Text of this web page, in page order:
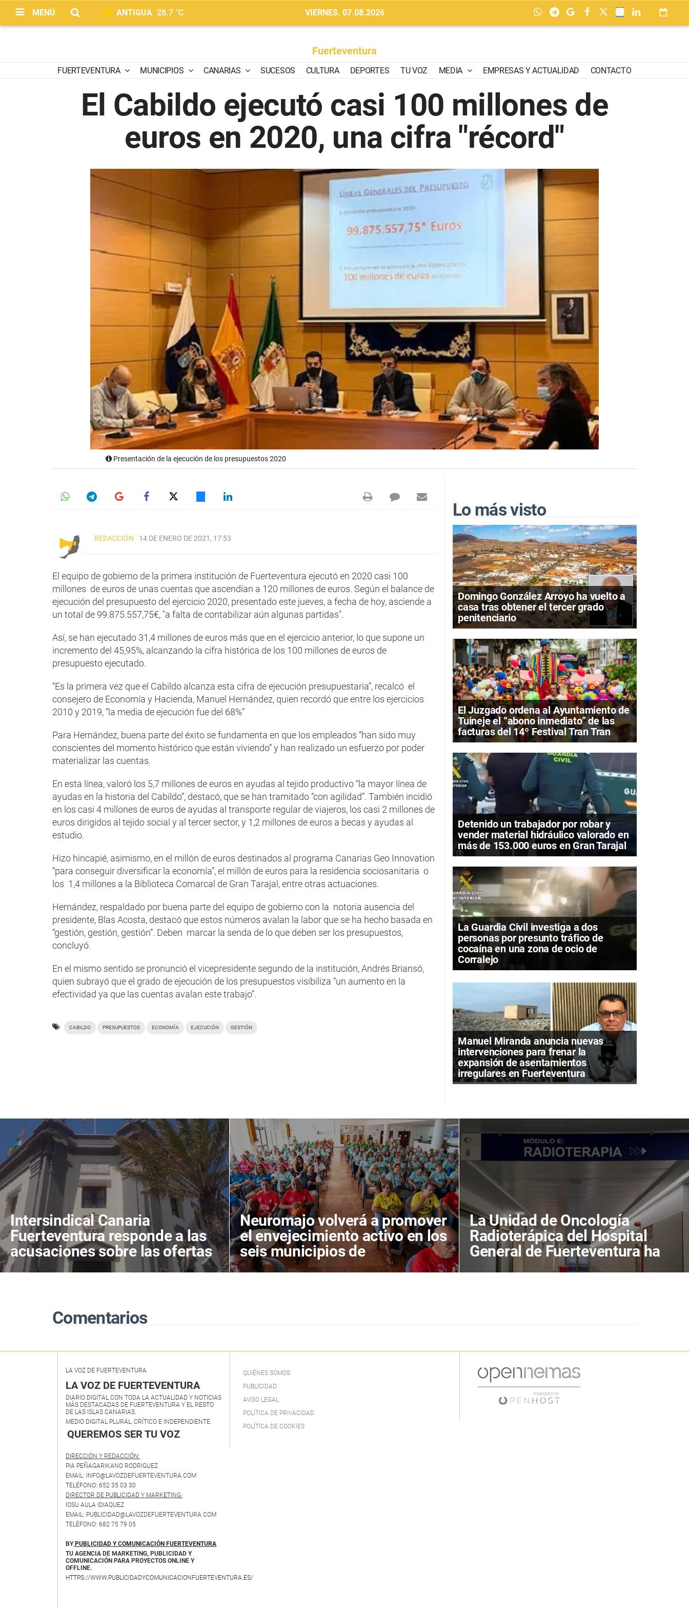
MENÚ ANTIGUA 28.7 °C VIERNES. 07.08.2026
Fuerteventura
FUERTEVENTURA MUNICIPIOS CANARIAS SUCESOS CULTURA DEPORTES TU VOZ MEDIA EMPRESAS Y ACTUALIDAD CONTACTO
El Cabildo ejecutó casi 100 millones de
euros en 2020, una cifra "récord"
Presentación de la ejecución de los presupuestos 2020
REDACCIÓN 14 DE ENERO DE 2021, 17:53
El equipo de gobierno de la primera institución de Fuerteventura ejecutó en 2020 casi 100
millones de euros de unas cuentas que ascendían a 120 millones de euros. Según el balance de
ejecución del presupuesto del ejercicio 2020, presentado este jueves, a fecha de hoy, asciende a
un total de 99.875.557,75€, "a falta de contabilizar aún algunas partidas".
Así, se han ejecutado 31,4 millones de euros más que en el ejercicio anterior, lo que supone un
incremento del 45,95%, alcanzando la cifra histórica de los 100 millones de euros de
presupuesto ejecutado.
“Es la primera vez que el Cabildo alcanza esta cifra de ejecución presupuestaria”, recalcó el
consejero de Economía y Hacienda, Manuel Hernández, quien recordó que entre los ejercicios
2010 y 2019, “la media de ejecución fue del 68%”
Para Hernández, buena parte del éxito se fundamenta en que los empleados “han sido muy
conscientes del momento histórico que están viviendo” y han realizado un esfuerzo por poder
materializar las cuentas.
En esta línea, valoró los 5,7 millones de euros en ayudas al tejido productivo “la mayor línea de
ayudas en la historia del Cabildo”, destacó, que se han tramitado “con agilidad”. También incidió
en los casi 4 millones de euros de ayudas al transporte regular de viajeros, los casi 2 millones de
euros dirigidos al tejido social y al tercer sector, y 1,2 millones de euros a becas y ayudas al
estudio.
Hizo hincapié, asimismo, en el millón de euros destinados al programa Canarias Geo Innovation
“para conseguir diversificar la economía”, el millón de euros para la residencia sociosanitaria o
los 1,4 millones a la Biblioteca Comarcal de Gran Tarajal, entre otras actuaciones.
Hernández, respaldado por buena parte del equipo de gobierno con la notoria ausencia del
presidente, Blas Acosta, destacó que estos números avalan la labor que se ha hecho basada en
“gestión, gestión, gestión”. Deben marcar la senda de lo que deben ser los presupuestos,
concluyó.
En el mismo sentido se pronunció el vicepresidente segundo de la institución, Andrés Briansó,
quien subrayó que el grado de ejecución de los presupuestos visibiliza “un aumento en la
efectividad ya que las cuentas avalan este trabajo”.
CABILDO PRESUPUESTOS ECONOMÍA EJECUCIÓN GESTIÓN
Lo más visto
Domingo González Arroyo ha vuelto a
casa tras obtener el tercer grado
penitenciario
El Juzgado ordena al Ayuntamiento de
Tuineje el “abono inmediato” de las
facturas del 14º Festival Tran Tran
Detenido un trabajador por robar y
vender material hidráulico valorado en
más de 153.000 euros en Gran Tarajal
La Guardia Civil investiga a dos
personas por presunto tráfico de
cocaína en una zona de ocio de
Corralejo
Manuel Miranda anuncia nuevas
intervenciones para frenar la
expansión de asentamientos
irregulares en Fuerteventura
Intersindical Canaria
Fuerteventura responde a las
acusaciones sobre las ofertas
de empleo del Cabildo de
Neuromajo volverá a promover
el envejecimiento activo en los
seis municipios de
Fuerteventura
La Unidad de Oncología
Radioterápica del Hospital
General de Fuerteventura ha
tratado a más de 800
Comentarios
LA VOZ DE FUERTEVENTURA
LA VOZ DE FUERTEVENTURA
DIARIO DIGITAL CON TODA LA ACTUALIDAD Y NOTICIAS
MÁS DESTACADAS DE FUERTEVENTURA Y EL RESTO
DE LAS ISLAS CANARIAS.
MEDIO DIGITAL PLURAL, CRÍTICO E INDEPENDIENTE.
QUEREMOS SER TU VOZ
DIRECCIÓN Y REDACCIÓN:
PIA PEÑAGARIKANO RODRIGUEZ
EMAIL: INFO@LAVOZDEFUERTEVENTURA.COM
TELÉFONO: 652 35 03 30
DIRECTOR DE PUBLICIDAD Y MARKETING:
IOSU AULA IDIAQUEZ
EMAIL: PUBLICIDAD@LAVOZDEFUERTEVENTURA.COM
TELÉFONO: 682 75 79 05
BY PUBLICIDAD Y COMUNICACIÓN FUERTEVENTURA
TU AGENCIA DE MARKETING, PUBLICIDAD Y
COMUNICACIÓN PARA PROYECTOS ONLINE Y
OFFLINE.
HTTPS://WWW.PUBLICIDADYCOMUNICACIONFUERTEVENTURA.ES/
QUIÉNES SOMOS
PUBLICIDAD
AVISO LEGAL
POLÍTICA DE PRIVACIDAD
POLÍTICA DE COOKIES